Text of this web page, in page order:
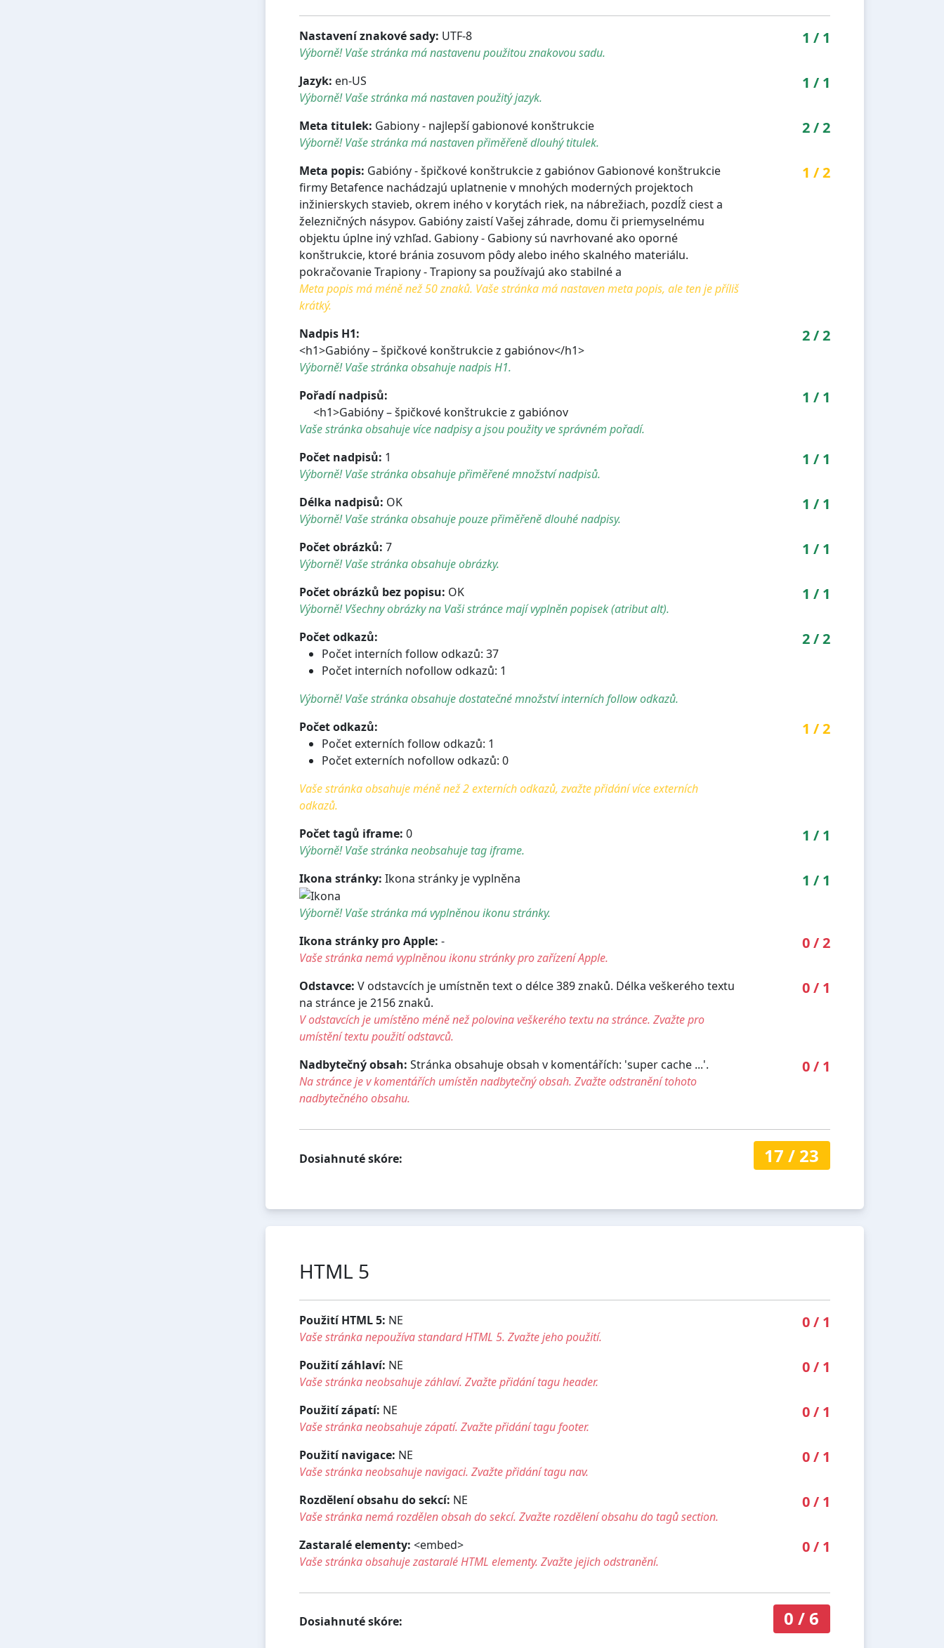
Nastavení znakové sady: UTF-8
Výborně! Vaše stránka má nastavenu použitou znakovou sadu.
1 / 1
Jazyk: en-US
Výborně! Vaše stránka má nastaven použitý jazyk.
1 / 1
Meta titulek: Gabiony - najlepší gabionové konštrukcie
Výborně! Vaše stránka má nastaven přiměřeně dlouhý titulek.
2/2
Meta popis: Gabióny - špičkové konštrukcie z gabiónov Gabionové konštrukcie
firmy Betafence nachádzajú uplatnenie v mnohých moderných projektoch
inžinierskych stavieb, okrem iného v korytách riek, na nábrežiach, pozdĺž ciest a
železničných násypov. Gabióny zaistí Vašej záhrade, domu či priemyselnému
objektu úplne iný vzhľad. Gabiony - Gabiony sú navrhované ako oporné
konštrukcie, ktoré bránia zosuvom pôdy alebo iného skalného materiálu.
pokračovanie Trapiony - Trapiony sa používajú ako stabilné a
Meta popis má méně než 50 znaků. Vaše stránka má nastaven meta popis, ale ten je příliš
krátký.
1 /2
Nadpis H1:
<h1>Gabióny – špičkové konštrukcie z gabiónov</h1>
Výborně! Vaše stránka obsahuje nadpis H1.
2/2
Pořadí nadpisů:
<h1>Gabióny – špičkové konštrukcie z gabiónov
Vaše stránka obsahuje více nadpisy a jsou použity ve správném pořadí.
1 / 1
Počet nadpisů: 1
Výborně! Vaše stránka obsahuje přiměřené množství nadpisů.
1 / 1
Délka nadpisů: OK
Výborně! Vaše stránka obsahuje pouze přiměřeně dlouhé nadpisy.
1 / 1
Počet obrázků: 7
Výborně! Vaše stránka obsahuje obrázky.
1 / 1
Počet obrázků bez popisu: OK
Výborně! Všechny obrázky na Vaši stránce mají vyplněn popisek (atribut alt).
1 / 1
Počet odkazů:
Počet interních follow odkazů: 37
Počet interních nofollow odkazů: 1
Výborně! Vaše stránka obsahuje dostatečné množství interních follow odkazů.
2/2
Počet odkazů:
Počet externích follow odkazů: 1
Počet externích nofollow odkazů: 0
Vaše stránka obsahuje méně než 2 externích odkazů, zvažte přidání více externích
odkazů.
1 /2
Počet tagů iframe: 0
Výborně! Vaše stránka neobsahuje tag iframe.
1 / 1
Ikona stránky: Ikona stránky je vyplněna
Výborně! Vaše stránka má vyplněnou ikonu stránky.
1 / 1
Ikona stránky pro Apple: -
Vaše stránka nemá vyplněnou ikonu stránky pro zařízení Apple.
0/2
Odstavce: V odstavcích je umístněn text o délce 389 znaků. Délka veškerého textu
na stránce je 2156 znaků.
V odstavcích je umístěno méně než polovina veškerého textu na stránce. Zvažte pro
umístění textu použití odstavců.
0/ 1
Nadbytečný obsah: Stránka obsahuje obsah v komentářích: 'super cache ...'.
Na stránce je v komentářích umístěn nadbytečný obsah. Zvažte odstranění tohoto
nadbytečného obsahu.
0/ 1
Dosiahnuté skóre: 17 / 23
HTML 5
Použití HTML 5: NE
Vaše stránka nepoužíva standard HTML 5. Zvažte jeho použití.
0/ 1
Použití záhlaví: NE
Vaše stránka neobsahuje záhlaví. Zvažte přidání tagu header.
0/ 1
Použití zápatí: NE
Vaše stránka neobsahuje zápatí. Zvažte přidání tagu footer.
0/ 1
Použití navigace: NE
Vaše stránka neobsahuje navigaci. Zvažte přidání tagu nav.
0/ 1
Rozdělení obsahu do sekcí: NE
Vaše stránka nemá rozdělen obsah do sekcí. Zvažte rozdělení obsahu do tagů section.
0/ 1
Zastaralé elementy: <embed>
Vaše stránka obsahuje zastaralé HTML elementy. Zvažte jejich odstranění.
0/ 1
Dosiahnuté skóre: 0 /6